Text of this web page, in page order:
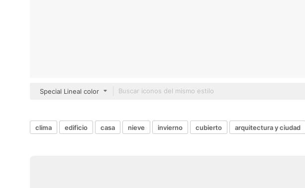
Special Lineal color
clima edificio casa nieve invierno cubierto arquitectura y ciudad